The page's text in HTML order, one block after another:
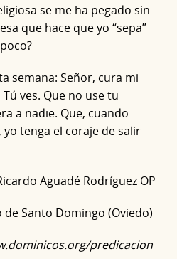
se me ha pegado sin
que hace que yo “sepa”
semana: Señor, cura mi
ves. Que no use tu
a nadie. Que, cuando
tenga el coraje de salir
Aguadé Rodríguez OP
de Santo Domingo (Oviedo)
predicacion